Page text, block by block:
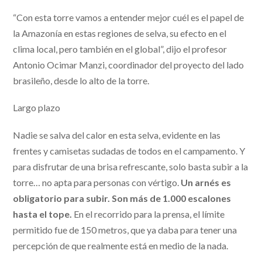
“Con esta torre vamos a entender mejor cuél es el papel de
la Amazonía en estas regiones de selva, su efecto en el
clima local, pero también en el global”, dijo el profesor
Antonio Ocimar Manzi, coordinador del proyecto del lado
brasileño, desde lo alto de la torre.
Largo plazo
Nadie se salva del calor en esta selva, evidente en las
frentes y camisetas sudadas de todos en el campamento. Y
para disfrutar de una brisa refrescante, solo basta subir a la
torre… no apta para personas con vértigo. Un arnés es
obligatorio para subir. Son más de 1.000 escalones
hasta el tope. En el recorrido para la prensa, el límite
permitido fue de 150 metros, que ya daba para tener una
percepción de que realmente está en medio de la nada.